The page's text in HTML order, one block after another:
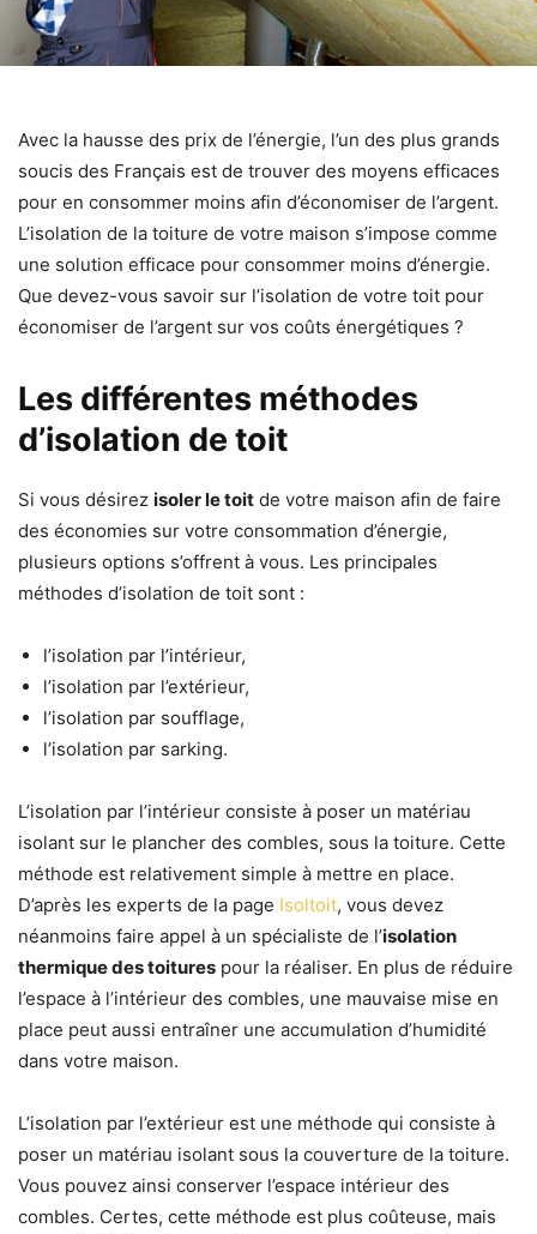
Avec la hausse des prix de l’énergie, l’un des plus grands
soucis des Français est de trouver des moyens efficaces
pour en consommer moins afin d’économiser de l’argent.
L’isolation de la toiture de votre maison s’impose comme
une solution efficace pour consommer moins d’énergie.
Que devez-vous savoir sur l’isolation de votre toit pour
économiser de l’argent sur vos coûts énergétiques ?
Les différentes méthodes
d’isolation de toit
Si vous désirez isoler le toit de votre maison afin de faire
des économies sur votre consommation d’énergie,
plusieurs options s’offrent à vous. Les principales
méthodes d’isolation de toit sont :
l’isolation par l’intérieur,
l’isolation par l’extérieur,
l’isolation par soufflage,
l’isolation par sarking.
L’isolation par l’intérieur consiste à poser un matériau
isolant sur le plancher des combles, sous la toiture. Cette
méthode est relativement simple à mettre en place.
D’après les experts de la page Isoltoit, vous devez
néanmoins faire appel à un spécialiste de l’isolation
thermique des toitures pour la réaliser. En plus de réduire
l’espace à l’intérieur des combles, une mauvaise mise en
place peut aussi entraîner une accumulation d’humidité
dans votre maison.
L’isolation par l’extérieur est une méthode qui consiste à
poser un matériau isolant sous la couverture de la toiture.
Vous pouvez ainsi conserver l’espace intérieur des
combles. Certes, cette méthode est plus coûteuse, mais